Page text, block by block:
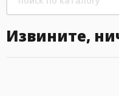
Извините,